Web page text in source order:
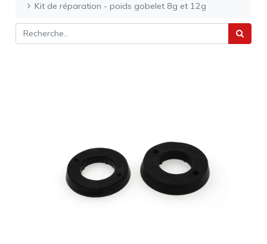
Kit de réparation - poids gobelet 8g et 12g